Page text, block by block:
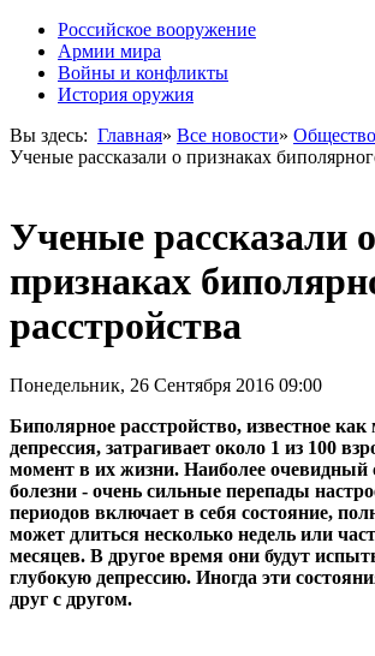
Российское вооружение
Армии мира
Войны и конфликты
История оружия
Вы здесь: Главная» Все новости» Общество
Ученые рассказали о признаках
Ученые рассказали о
признаках
расстройства
Понедельник, 26 Сентября 2016 09:00
Биполярное расстройство, известное
депрессия, затрагивает около 1 из 100
момент в их жизни. Наиболее очевидный
болезни - очень сильные перепады
периодов включает в себя состояние,
может длиться несколько недель или
месяцев. В другое время они будут
глубокую депрессию. Иногда эти
друг с другом.